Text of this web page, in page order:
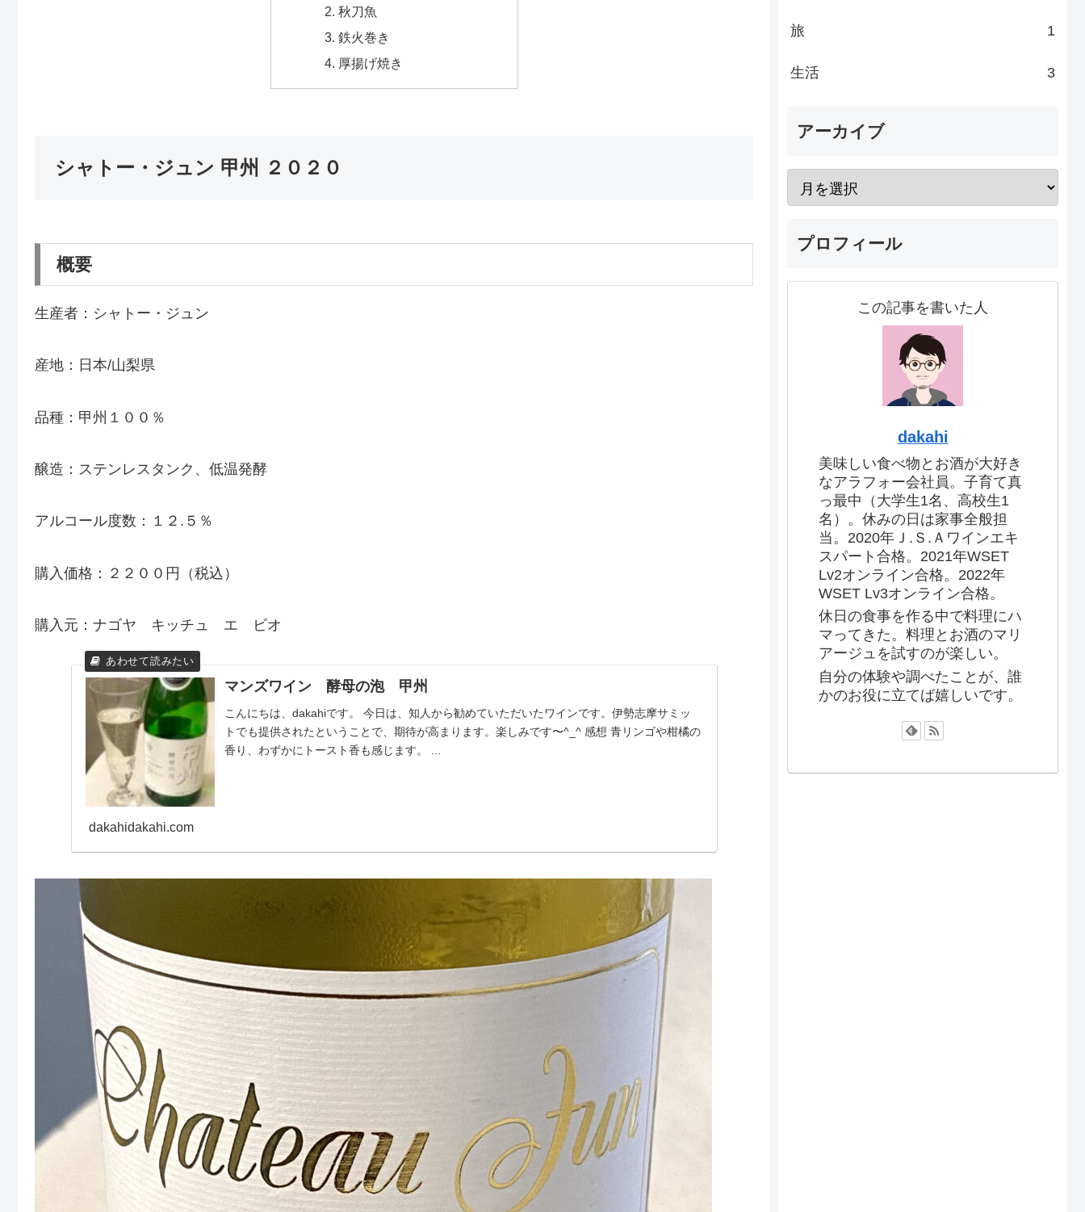
秋刀魚
鉄火巻き
厚揚げ焼き
シャトー・ジュン 甲州 ２０２０
概要
生産者：シャトー・ジュン
産地：日本/山梨県
品種：甲州１００％
醸造：ステンレスタンク、低温発酵
アルコール度数：１２.５％
購入価格：２２００円（税込）
購入元：ナゴヤ キッチュ エ ビオ
マンズワイン 酵母の泡 甲州
こんにちは、dakahiです。 今日は、知人から勧めていただいたワインです。伊勢志摩サミッ
トでも提供されたということで、期待が高まります。楽しみです〜^_^ 感想 青リンゴや柑橘の
香り、わずかにトースト香も感じます。 ...
dakahidakahi.com
旅 1
生活 3
アーカイブ
プロフィール
この記事を書いた人
dakahi
美味しい食べ物とお酒が大好き
なアラフォー会社員。子育て真
っ最中（大学生1名、高校生1
名）。休みの日は家事全般担
当。2020年Ｊ.Ｓ.Ａワインエキ
スパート合格。2021年WSET
Lv2オンライン合格。2022年
WSET Lv3オンライン合格。
休日の食事を作る中で料理にハ
マってきた。料理とお酒のマリ
アージュを試すのが楽しい。
自分の体験や調べたことが、誰
かのお役に立てば嬉しいです。